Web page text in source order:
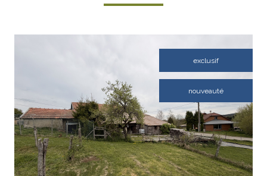
exclusif
nouveauté
VOIR LE BIEN